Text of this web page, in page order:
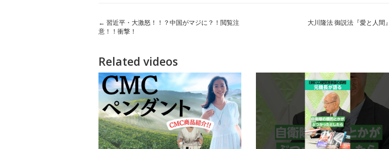
← 習近平・大激怒！！？中国がマジに？！閲覧注
意！！衝撃！
大川隆法 御説法『愛と人間』
Related videos